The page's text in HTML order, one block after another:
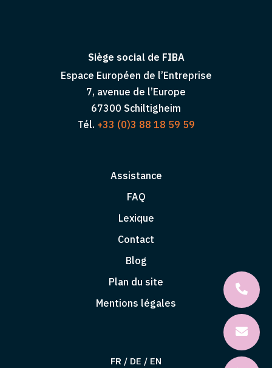
Siège social de FIBA
Espace Européen de l’Entreprise
7, avenue de l’Europe
67300 Schiltigheim
Tél. +33 (0)3 88 18 59 59
Assistance
FAQ
Lexique
Contact
Blog
Plan du site
Mentions légales
FR / DE / EN